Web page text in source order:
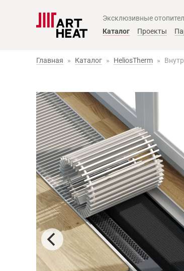
Эксклюзивные
Главное меню
Каталог Проекты
Главная » Каталог » HeliosTherm »